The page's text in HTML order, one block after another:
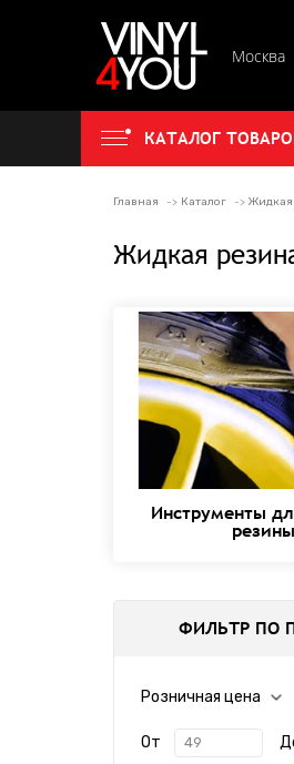
Москва
КАТАЛОГ
Главная Каталог Жидкая
Жидкая
Инструменты
резины
ФИЛЬТР ПО
Розничная цена
От